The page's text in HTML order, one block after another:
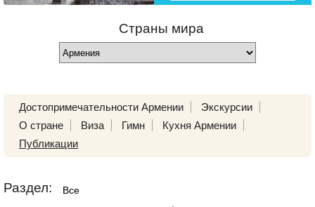
Страны мира
Достопримечательности Армении
Экскурсии
О стране
Виза Гимн
Кухня Армении
Публикации
Раздел: Все